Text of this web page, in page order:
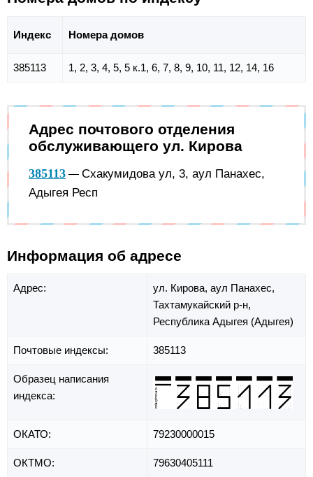
Индекс Номера домов
385113 1, 2, 3, 4, 5, 5 к.1, 6, 7, 8, 9, 10, 11, 12, 14, 16
Адрес почтового отделения
обслуживающего ул. Кирова
385113 — Схакумидова ул, 3, аул Панахес,
Адыгея Респ
Информация об адресе
Адрес: ул. Кирова, аул Панахес,
Тахтамукайский р-н,
Республика Адыгея (Адыгея)
Почтовые индексы: 385113
Образец написания
индекса:
ОКАТО: 79230000015
ОКТМО: 79630405111